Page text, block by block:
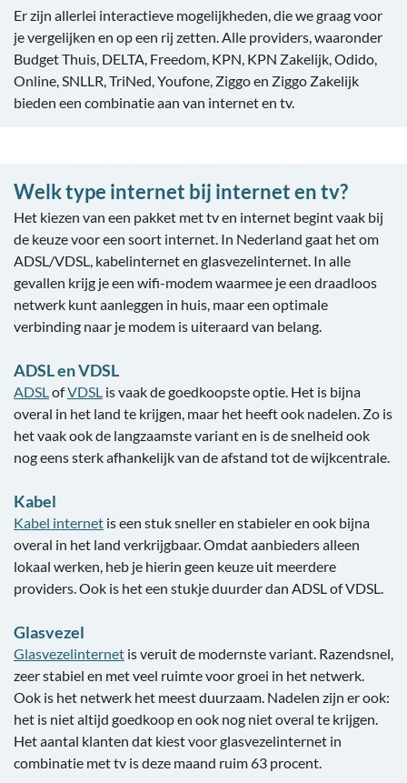
Er zijn allerlei interactieve mogelijkheden, die we graag voor
je vergelijken en op een rij zetten. Alle providers, waaronder
Budget Thuis, DELTA, Freedom, KPN, KPN Zakelijk, Odido,
Online, SNLLR, TriNed, Youfone, Ziggo en Ziggo Zakelijk
bieden een combinatie aan van internet en tv.
Welk type internet bij internet en tv?
Het kiezen van een pakket met tv en internet begint vaak bij
de keuze voor een soort internet. In Nederland gaat het om
ADSL/VDSL, kabelinternet en glasvezelinternet. In alle
gevallen krijg je een wifi-modem waarmee je een draadloos
netwerk kunt aanleggen in huis, maar een optimale
verbinding naar je modem is uiteraard van belang.
ADSL en VDSL
ADSLofVDSL is vaak de goedkoopste optie. Het is bijna
overal in het land te krijgen, maar het heeft ook nadelen. Zo is
het vaak ook de langzaamste variant en is de snelheid ook
nog eens sterk afhankelijk van de afstand tot de wijkcentrale.
Kabel
Kabel internet is een stuk sneller en stabieler en ook bijna
overal in het land verkrijgbaar. Omdat aanbieders alleen
lokaal werken, heb je hierin geen keuze uit meerdere
providers. Ook is het een stukje duurder dan ADSL of VDSL.
Glasvezel
Glasvezelinternet is veruit de modernste variant. Razendsnel,
zeer stabiel en met veel ruimte voor groei in het netwerk.
Ook is het netwerk het meest duurzaam. Nadelen zijn er ook:
het is niet altijd goedkoop en ook nog niet overal te krijgen.
Het aantal klanten dat kiest voor glasvezelinternet in
combinatie met tv is deze maand ruim 63 procent.